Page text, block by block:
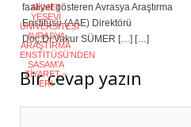
AHMET
YESEVI
ÜNIVERSITESI
AVRASYA
ARAŞTIRMA
ENSTITÜSÜ’NDEN
SASAM’A
ZIYARET –
ERI
faaliyet gösteren Avrasya Araştırma
Enstitüsü (AAE) Direktörü
Doç.Dr.Vakur SÜMER […] […]
Bir cevap yazın